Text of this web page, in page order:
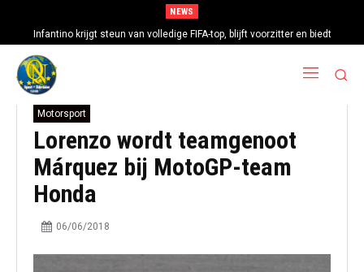
NEWS
Infantino krijgt steun van volledige FIFA-top, blijft voorzitter en biedt
excuses aan
Motorsport
Lorenzo wordt teamgenoot
Márquez bij MotoGP-team
Honda
06/06/2018